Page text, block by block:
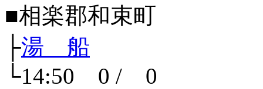
■相楽郡和束町
├湯 船
└14:50 0 / 0